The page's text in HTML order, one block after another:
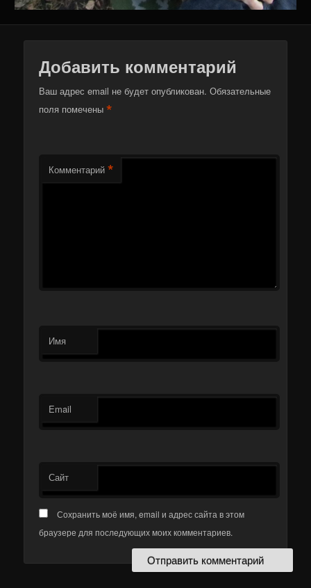
Добавить комментарий
Ваш адрес email не будет опубликован. Обязательные
поля помечены*
Комментарий *
Имя
Email
Сайт
Сохранить моё имя, email и адрес сайта в этом
браузере для последующих моих комментариев.